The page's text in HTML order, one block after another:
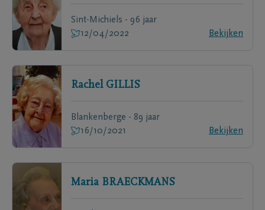
Sint-Michiels - 96 jaar
12/04/2022
Bekijken
Rachel GILLIS
Blankenberge - 89 jaar
16/10/2021
Bekijken
Maria BRAECKMANS